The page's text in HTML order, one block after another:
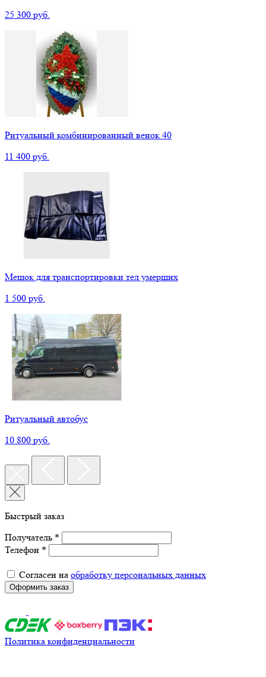
25 300 руб.
Ритуальный комбинированный венок 40
11 400 руб.
Мешок для транспортировки тел умерших
1 500 руб.
Ритуальный автобус
10 800 руб.
Быстрый заказ
Получатель *
Телефон *
Согласен на обработку персональных данных
Оформить заказ
Политика конфиденциальности